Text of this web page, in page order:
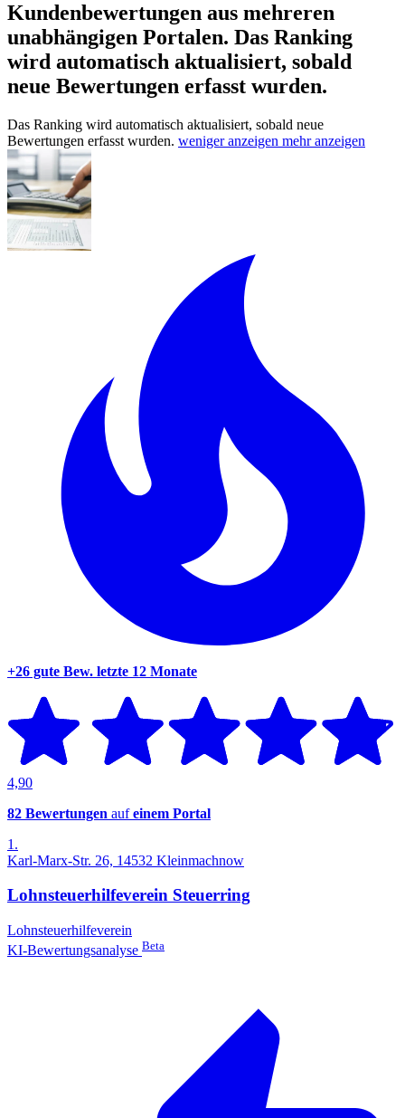
Kundenbewertungen aus mehreren
unabhängigen Portalen. Das Ranking
wird automatisch aktualisiert, sobald
neue Bewertungen erfasst wurden.
Das Ranking wird automatisch aktualisiert, sobald neue
Bewertungen erfasst wurden. weniger anzeigen mehr anzeigen
+26 gute Bew. letzte 12 Monate
4,90
82 Bewertungen aufeinem Portal
1.
Karl-Marx-Str. 26, 14532 Kleinmachnow
Lohnsteuerhilfeverein Steuerring
Lohnsteuerhilfeverein
KI-Bewertungsanalyse Beta